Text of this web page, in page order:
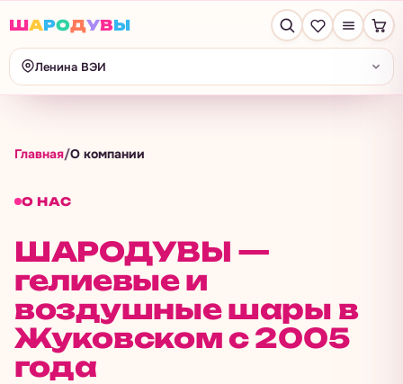
ШАРОДУВЫ
Ленина ВЭИ
Главная/О компании
О НАС
ШАРОДУВЫ —
гелиевые и
воздушные шары в
Жуковском с 2005
года